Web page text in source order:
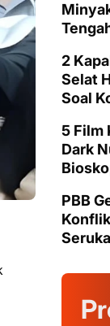
2
Selat
Soal
5 Film
Dark
PBB